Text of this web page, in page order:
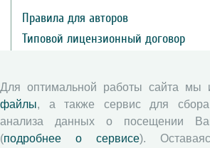
Правила для авторов
Типовой лицензионный договор
Согласие на обработку
Авторские права
Рецензентам
Для оптимальной работы сайта мы
файлы, а также сервис для сбора
анализа данных о посещении
(подробнее о сервисе).